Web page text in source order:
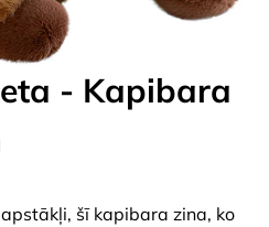
- Kapibara
šī kapibara zina, ko